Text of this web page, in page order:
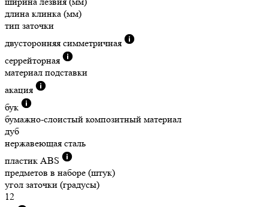
длина клинка (мм)
тип заточки
двусторонняя симметричная
серрейторная
материал подставки
акация
бук
бумажно-слоистый композитный материал
дуб
нержавеющая сталь
пластик ABS
предметов в наборе (штук)
угол заточки (градусы)
12